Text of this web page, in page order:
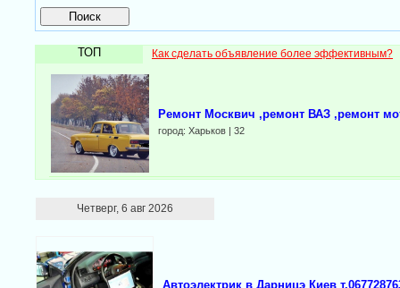
ТОП Как сделать объявление более эффективным?
Ремонт Москвич ,ремонт ВАЗ ,ремонт
город: Харьков | 32
Четверг, 6 авг 2026
Автоэлектрик в Дарницэ Киев